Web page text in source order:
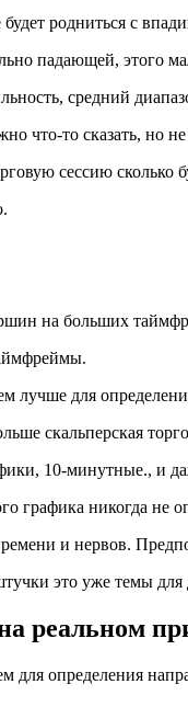
будет родниться с
падающей, этого
средний
что-то сказать, но
сессию сколько
на больших
для
скальперская
10-минутные., и
графика никогда не
и нервов.
это уже темы для
реальном
определения